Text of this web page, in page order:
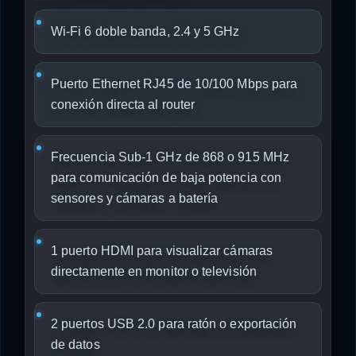
Wi-Fi 6 doble banda, 2.4 y 5 GHz
Puerto Ethernet RJ45 de 10/100 Mbps para
conexión directa al router
Frecuencia Sub-1 GHz de 868 o 915 MHz
para comunicación de baja potencia con
sensores y cámaras a batería
1 puerto HDMI para visualizar cámaras
directamente en monitor o televisión
2 puertos USB 2.0 para ratón o exportación
de datos